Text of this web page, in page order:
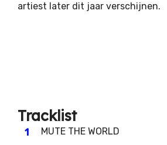
artiest later dit jaar verschijnen.
Tracklist
MUTE THE WORLD